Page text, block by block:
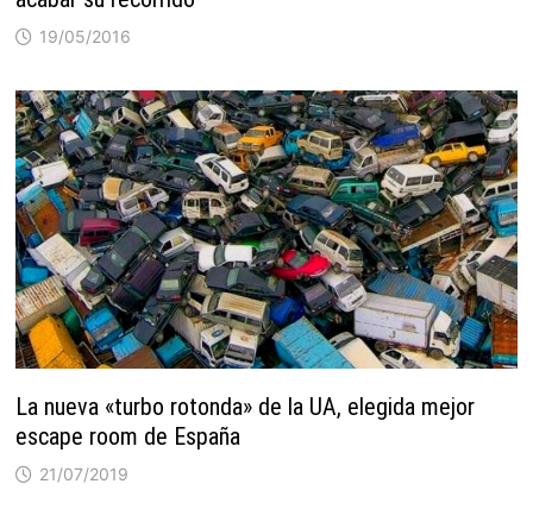
19/05/2016
La nueva «turbo rotonda» de la UA, elegida mejor
escape room de España
21/07/2019